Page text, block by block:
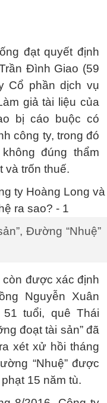
đạt quyết định
Đình Giao (59
Cổ phần dịch vụ
giả tài liệu của
bị cáo buộc có
công ty, trong đó
đúng thẩm
và trốn thuế.
Đường “Nhuệ”
được xác định
Nguyễn Xuân
tuổi, quê Thái
đoạt tài sản” đã
xét xử hồi tháng
“Nhuệ” được
15 năm tù.